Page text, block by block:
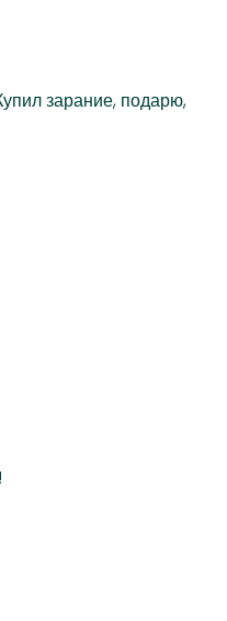
зарание, подарю,